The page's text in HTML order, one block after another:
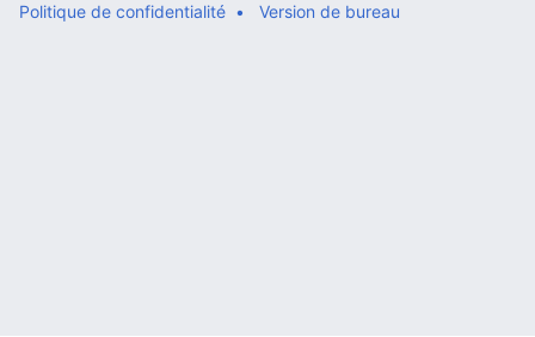
Politique de confidentialité Version de bureau